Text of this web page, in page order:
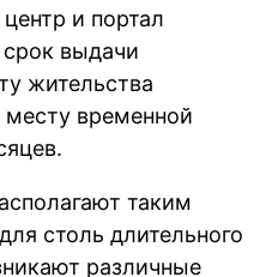
и портал
срок выдачи
жительства
месту временной
таким
столь длительного
различные